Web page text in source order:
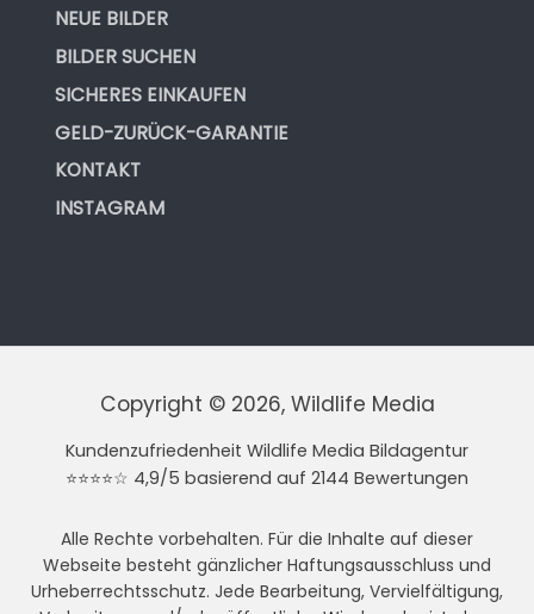
NEUE BILDER
BILDER SUCHEN
SICHERES EINKAUFEN
GELD-ZURÜCK-GARANTIE
KONTAKT
INSTAGRAM
Copyright © 2026, Wildlife Media
Kundenzufriedenheit Wildlife Media Bildagentur
⭐⭐⭐⭐☆ 4,9/5 basierend auf 2144 Bewertungen
Alle Rechte vorbehalten. Für die Inhalte auf dieser
Webseite besteht gänzlicher Haftungsausschluss und
Urheberrechtsschutz. Jede Bearbeitung, Vervielfältigung,